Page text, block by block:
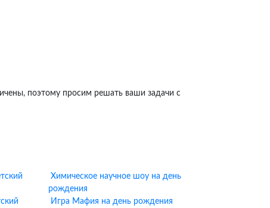
поэтому просим решать ваши задачи с
Химическое научное шоу на день
рождения
Игра Мафия на день рождения